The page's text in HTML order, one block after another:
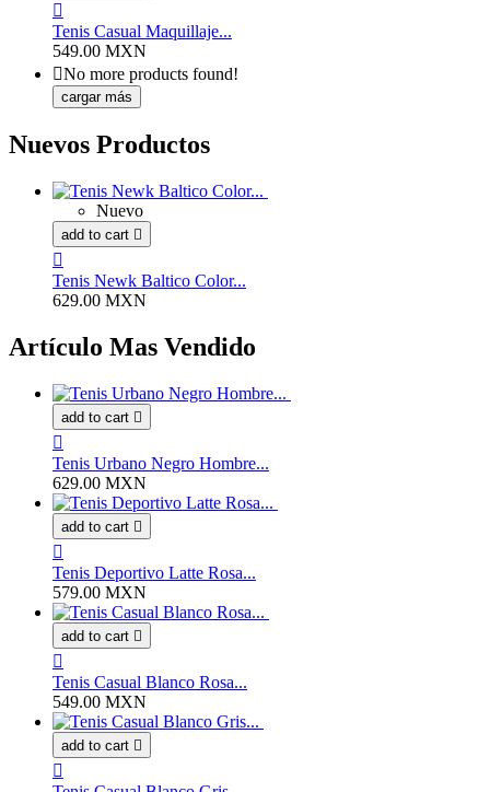

Tenis Casual Maquillaje...
549.00 MXN
No more products found!
cargar más
Nuevos Productos
Nuevo
add to cart 

Tenis Newk Baltico Color...
629.00 MXN
Artículo Mas Vendido
add to cart 

Tenis Urbano Negro Hombre...
629.00 MXN
add to cart 

Tenis Deportivo Latte Rosa...
579.00 MXN
add to cart 

Tenis Casual Blanco Rosa...
549.00 MXN
add to cart 
